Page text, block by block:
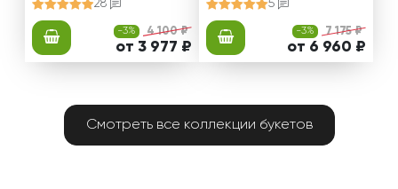
28
-3% 4 100 ₽
от 3 977 ₽
5
-3% 7 175 ₽
от 6 960 ₽
Смотреть все коллекции букетов